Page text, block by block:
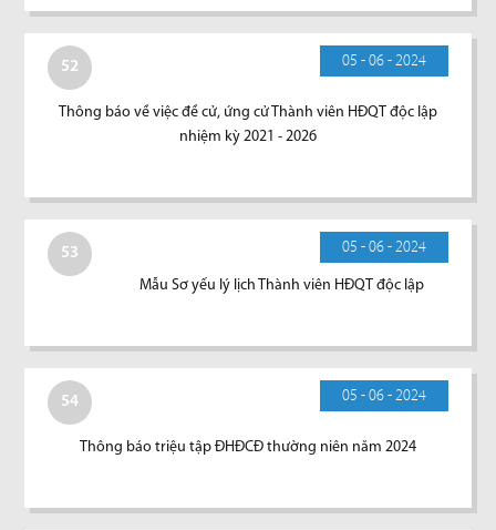
52 05 - 06 - 2024
Thông báo về việc đề cử, ứng cử Thành viên HĐQT độc lập
nhiệm kỳ 2021 - 2026
53 05 - 06 - 2024
Mẫu Sơ yếu lý lịch Thành viên HĐQT độc lập
54 05 - 06 - 2024
Thông báo triệu tập ĐHĐCĐ thường niên năm 2024